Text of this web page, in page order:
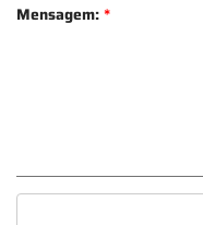
Mensagem:*